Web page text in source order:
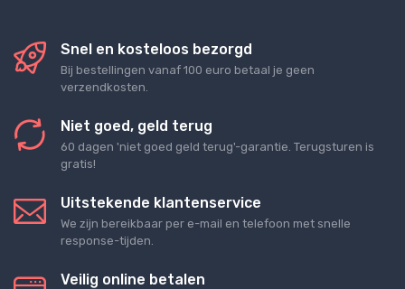
Snel en kosteloos bezorgd
Bij bestellingen vanaf 100 euro betaal je geen
verzendkosten.
Niet goed, geld terug
60 dagen 'niet goed geld terug'-garantie. Terugsturen is
gratis!
Uitstekende klantenservice
We zijn bereikbaar per e-mail en telefoon met snelle
response-tijden.
Veilig online betalen